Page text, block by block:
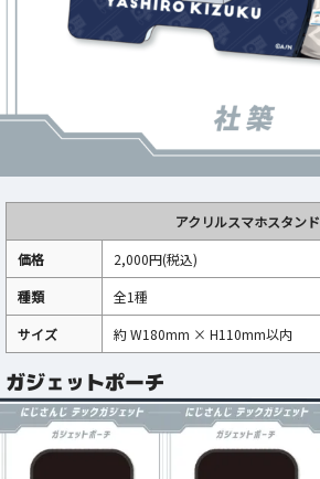
アクリルスマホスタンド
価格
2,000円(税込)
種類
全1種
サイズ
約 W180mm × H110mm以内
ガジェットポーチ